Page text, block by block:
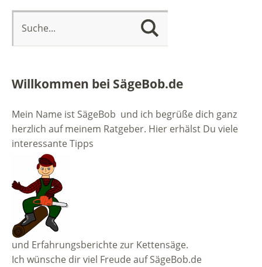
Willkommen bei SägeBob.de
Mein Name ist SägeBob und ich begrüße dich ganz
herzlich auf meinem Ratgeber. Hier erhälst Du viele
interessante Tipps
und Erfahrungsberichte zur Kettensäge.
Ich wünsche dir viel Freude auf SägeBob.de